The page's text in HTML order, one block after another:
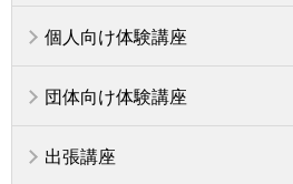
個人向け体験講座
団体向け体験講座
出張講座